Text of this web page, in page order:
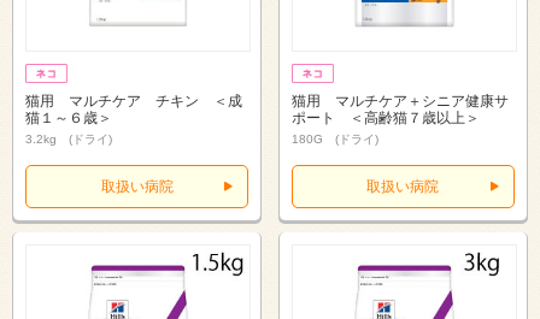
猫用 マルチケア チキン ＜成
猫１～６歳＞
3.2kg (ドライ)
取扱い病院
猫用 マルチケア＋シニア健康サ
ポート ＜高齢猫７歳以上＞
180G (ドライ)
取扱い病院